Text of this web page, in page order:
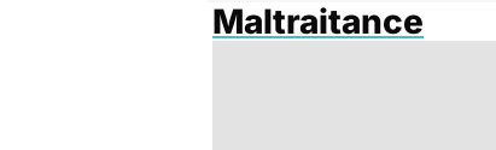
Maltraitance